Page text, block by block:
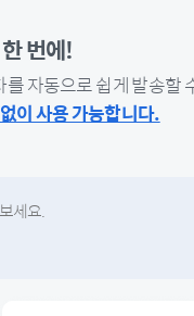
메
번에!
자동으로 쉽게 발송할
이 사용 가능합니다.
세요.